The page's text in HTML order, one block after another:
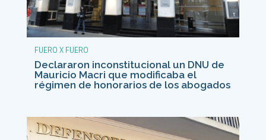
FUERO X FUERO
Declararon inconstitucional un DNU de
Mauricio Macri que modificaba el
régimen de honorarios de los abogados